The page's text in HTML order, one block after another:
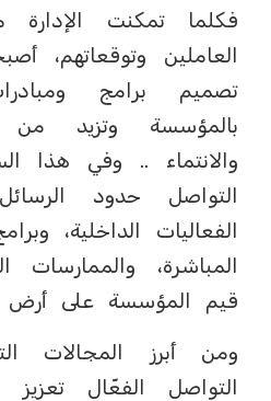
فكلما تمكنت
العاملين وتوقعاتهم،
تصميم برامج
بالمؤسسة وتزيد من
والانتماء .. وفي هذا
التواصل حدود
الفعاليات الداخلية،
المباشرة،
قيم المؤسسة على أرض
ومن أبرز المجالات
التواصل الفعّال تعزيز